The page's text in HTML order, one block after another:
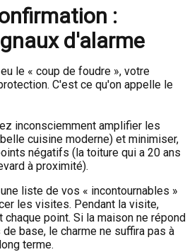
:
d'alarme
le « coup de foudre », votre
C'est ce qu'on appelle le
inconsciemment amplifier les
cuisine moderne) et minimiser,
négatifs (la toiture qui a 20 ans
à proximité).
liste de vos « incontournables »
les visites. Pendant la visite,
point. Si la maison ne répond
base, le charme ne suffira pas à
terme.